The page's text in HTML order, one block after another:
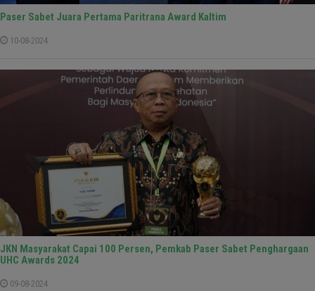
Paser Sabet Juara Pertama Paritrana Award Kaltim
10-08-2024
JKN Masyarakat Capai 100 Persen, Pemkab Paser Sabet Penghargaan
UHC Awards 2024
09-08-2024